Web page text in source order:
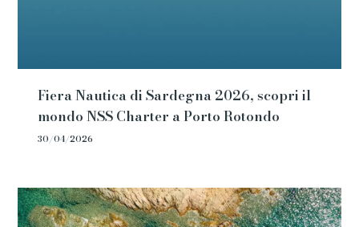
Fiera Nautica di Sardegna 2026, scopri il
mondo NSS Charter a Porto Rotondo
30/04/2026